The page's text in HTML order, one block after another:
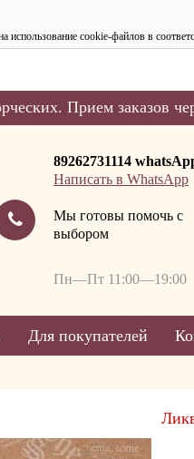
использование cookie-файлов в
Прием заказов
89262731114
Написать в WhatsApp
Мы готовы помочь с
выбором
Пн—Пт 11:00—19:00
Для покупателей